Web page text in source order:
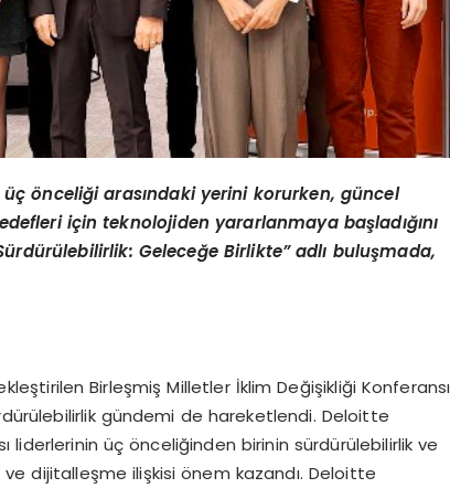
önceliği arasındaki yerini korurken, güncel
için teknolojiden yararlanmaya başladığını
Geleceğe Birlikte” adlı buluşmada,
Birleşmiş Milletler İklim Değişikliği Konferansı
gündemi de hareketlendi. Deloitte
liderlerinin üç önceliğinden birinin sürdürülebilirlik ve
dijitalleşme ilişkisi önem kazandı. Deloitte